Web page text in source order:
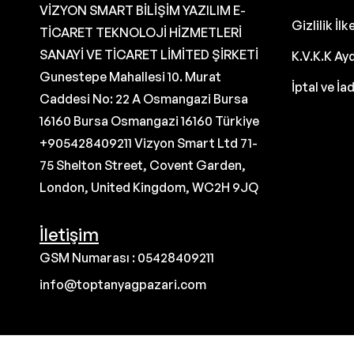
VİZYON SMART BİLİŞİM YAZILIM E-
TİCARET TEKNOLOJİ HİZMETLERİ
SANAYİ VE TİCARET LİMİTED ŞİRKETİ
Gunestepe Mahallesi 10. Murat
Caddesi No: 22 A Osmangazi Bursa
16160 Bursa Osmangazi 16160 Türkiye
+905428409211 Vizyon Smart Ltd 71-
75 Shelton Street, Covent Garden,
London, United Kingdom, WC2H 9JQ
İletişim
GSM Numarası : 05428409211
info@toptanyagpazari.com
Gizlilik
K.V.K.K
İptal ve